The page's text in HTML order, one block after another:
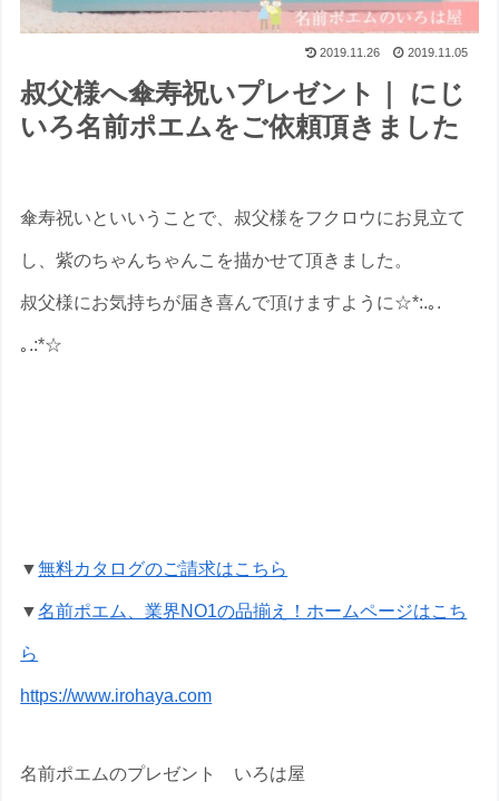
2019.11.26 2019.11.05
叔父様へ傘寿祝いプレゼント｜ にじ
いろ名前ポエムをご依頼頂きました
傘寿祝いといいうことで、叔父様をフクロウにお見立て
し、紫のちゃんちゃんこを描かせて頂きました。
叔父様にお気持ちが届き喜んで頂けますように☆*:.｡.
｡.:*☆
▼無料カタログのご請求はこちら
▼名前ポエム、業界NO1の品揃え！ホームページはこち
ら
https://www.irohaya.com
名前ポエムのプレゼント いろは屋